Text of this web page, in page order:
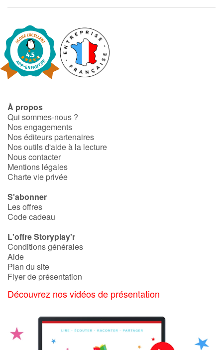
À propos
Qui sommes-nous ?
Nos engagements
Nos éditeurs partenaires
Nos outils d'aide à la lecture
Nous contacter
Mentions légales
Charte vie privée
S'abonner
Les offres
Code cadeau
L'offre Storyplay'r
Conditions générales
Aide
Plan du site
Flyer de présentation
Découvrez nos vidéos de présentation